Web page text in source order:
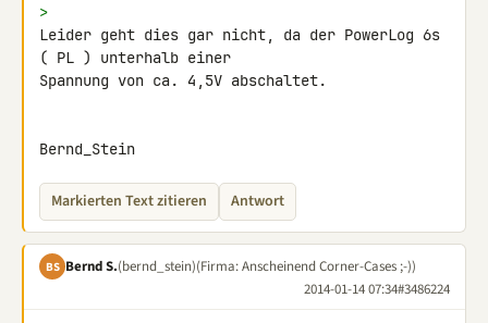
>
Leider geht dies gar nicht, da der PowerLog 6s
( PL ) unterhalb einer
Spannung von ca. 4,5V abschaltet.
Bernd_Stein
Markierten Text zitieren Antwort
BS Bernd S.(bernd_stein)(Firma: Anscheinend Corner-Cases ;-))
2014-01-14 07:34#3486224